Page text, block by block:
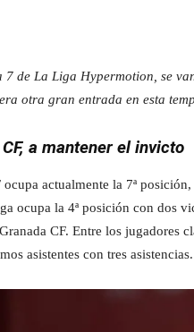
7 de La Liga Hypermotion, se
otra gran entrada en esta
a mantener el invicto
ocupa actualmente la 7ª
ocupa la 4ª posición con dos
CF. Entre los jugadores
asistentes con tres